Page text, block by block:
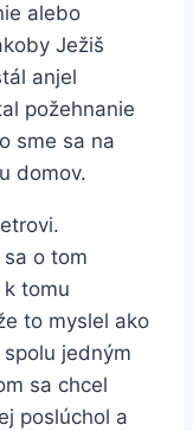
alebo
Ježiš
anjel
požehnanie
sme sa na
domov.
o tom
tomu
to myslel ako
jedným
sa chcel
poslúchol a